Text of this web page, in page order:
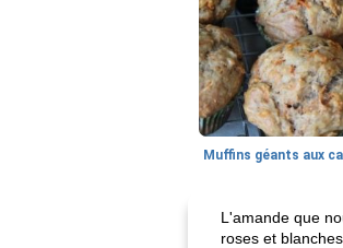
L'amande que
roses et